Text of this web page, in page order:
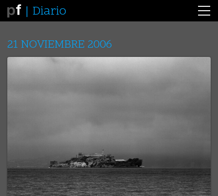
Diario
21 NOVIEMBRE 2006